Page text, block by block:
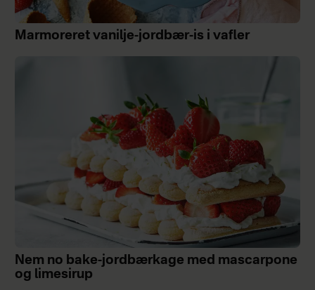
Marmoreret vanilje-jordbær-is i vafler
Nem no bake-jordbærkage med mascarpone
og limesirup